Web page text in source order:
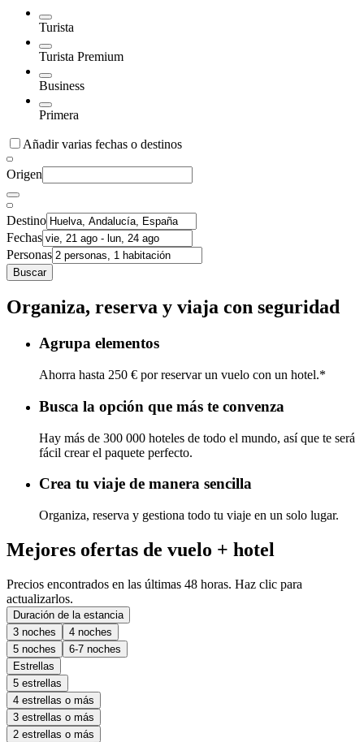
Turista
Turista Premium
Business
Primera
Añadir varias fechas o destinos
Origen
Destino
Fechas
Personas
Buscar
Organiza, reserva y viaja con seguridad
Agrupa elementos
Ahorra hasta 250 € por reservar un vuelo con un hotel.*
Busca la opción que más te convenza
Hay más de 300 000 hoteles de todo el mundo, así que te será
fácil crear el paquete perfecto.
Crea tu viaje de manera sencilla
Organiza, reserva y gestiona todo tu viaje en un solo lugar.
Mejores ofertas de vuelo + hotel
Precios encontrados en las últimas 48 horas. Haz clic para
actualizarlos.
Duración de la estancia
3 noches
4 noches
5 noches
6-7 noches
Estrellas
5 estrellas
4 estrellas o más
3 estrellas o más
2 estrellas o más